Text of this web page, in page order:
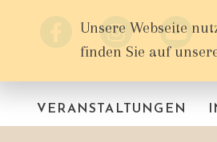
VERANSTALTUNGEN
Unsere Webseite
finden Sie auf